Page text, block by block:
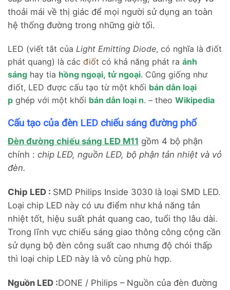
thoải mái về thị giác để mọi người sử dụng an toàn
hệ thống đường trong những giờ tối.
LED (viết tắt của Light Emitting Diode, có nghĩa là điốt
phát quang) là các điốt có khả năng phát ra ánh
sáng hay tia hồng ngoại, tử ngoại. Cũng giống như
điốt, LED được cấu tạo từ một khối bán dẫn loại
p ghép với một khối bán dẫn loại n. – theo Wikipedia
Cấu tạo của đèn LED chiếu sáng đường phố
Đèn đường chiếu sáng LED M11 gồm 4 bộ phận
chính : chip LED, nguồn LED, bộ phận tản nhiệt và vỏ
đèn.
Chip LED : SMD Philips Inside 3030 là loại SMD LED.
Loại chip LED này có ưu điểm như khả năng tản
nhiệt tốt, hiệu suất phát quang cao, tuổi thọ lâu dài.
Trong lĩnh vực chiếu sáng giao thông công cộng cần
sử dụng bộ đèn công suất cao nhưng độ chói thấp
thì loại chip LED này là vô cùng phù hợp.
Nguồn LED :DONE / Philips – Nguồn của đèn đường